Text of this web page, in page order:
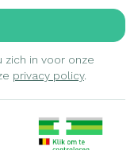
zich in voor onze
privacy policy.